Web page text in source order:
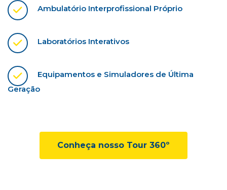
Ambulatório Interprofissional Próprio
Laboratórios Interativos
Equipamentos e Simuladores de Última
Geração
Conheça nosso Tour 360º